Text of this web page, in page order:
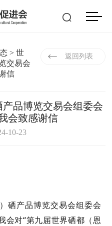
> 世
交易会
信
返回列表
品博览交易会组委会
会致感谢信
10-23
硒产品博览交易会组委会
会对“第九届世界硒都（恩